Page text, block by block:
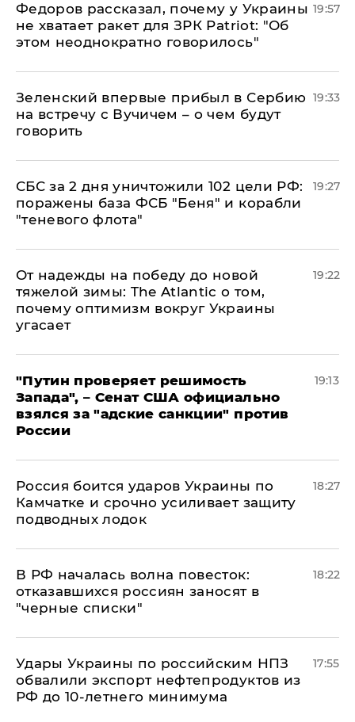
Федоров рассказал, почему у Украины
не хватает ракет для ЗРК Patriot: "Об
этом неоднократно говорилось"
19:57
Зеленский впервые прибыл в Сербию
на встречу с Вучичем – о чем будут
говорить
19:33
СБС за 2 дня уничтожили 102 цели РФ:
поражены база ФСБ "Беня" и корабли
"теневого флота"
19:27
От надежды на победу до новой
тяжелой зимы: The Atlantic о том,
почему оптимизм вокруг Украины
угасает
19:22
"Путин проверяет решимость
Запада", – Сенат США официально
взялся за "адские санкции" против
России
19:13
Россия боится ударов Украины по
Камчатке и срочно усиливает защиту
подводных лодок
18:27
​В РФ началась волна повесток:
отказавшихся россиян заносят в
"черные списки"
18:22
Удары Украины по российским НПЗ
обвалили экспорт нефтепродуктов из
РФ до 10-летнего минимума
17:55